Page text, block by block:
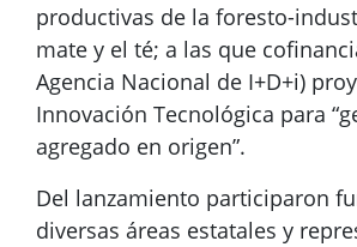
productivas de la foresto-
mate y el té; a las que
Agencia Nacional de I+D+i)
Innovación Tecnológica para
agregado en origen”.
Del lanzamiento participaron
diversas áreas estatales y